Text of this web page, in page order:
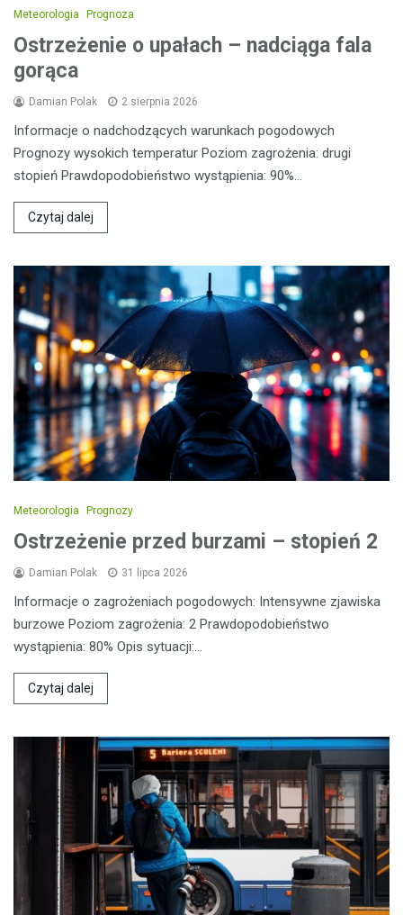
Meteorologia Prognoza
Ostrzeżenie o upałach – nadciąga fala
gorąca
Damian Polak 2 sierpnia 2026
Informacje o nadchodzących warunkach pogodowych
Prognozy wysokich temperatur Poziom zagrożenia: drugi
stopień Prawdopodobieństwo wystąpienia: 90%…
Czytaj dalej
Meteorologia Prognozy
Ostrzeżenie przed burzami – stopień 2
Damian Polak 31 lipca 2026
Informacje o zagrożeniach pogodowych: Intensywne zjawiska
burzowe Poziom zagrożenia: 2 Prawdopodobieństwo
wystąpienia: 80% Opis sytuacji:…
Czytaj dalej